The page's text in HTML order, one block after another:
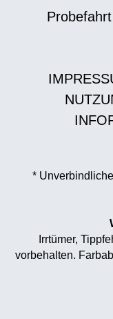
*
Irrtümer,
vorbehalten.